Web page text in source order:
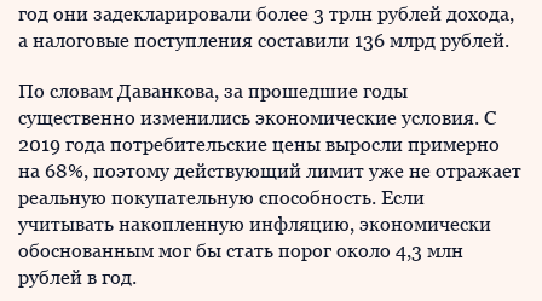
год они задекларировали более 3 трлн рублей дохода,
а налоговые поступления составили 136 млрд рублей.
По словам Даванкова, за прошедшие годы
существенно изменились экономические условия. С
2019 года потребительские цены выросли примерно
на 68%, поэтому действующий лимит уже не отражает
реальную покупательную способность. Если
учитывать накопленную инфляцию, экономически
обоснованным мог бы стать порог около 4,3 млн
рублей в год.